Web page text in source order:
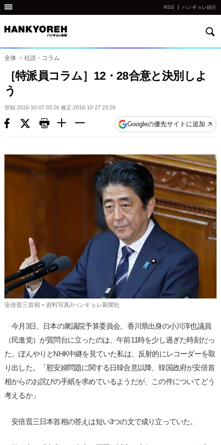
他
国
の
サ
イ
ト
の
リ
ク
다
크
RSS ハンギョレ紹介
全体 > 社説・コラム
［特派員コラム］12・28合意と決別しよ
う
登録:2016-10-07 03:26 修正:2016-10-27 23:26
Googleの優先サイトに追加
安倍晋三首相＝資料写真//ハンギョレ新聞社
今月3日、日本の衆議院予算委員会。香川県出身の小川淳也議員
（民進党）が質問台に立ったのは、午前11時を少し過ぎた時刻だっ
た。ぼんやりとNHK中継を見ていた私は、反射的にレコーダーを取
り出した。「慰安婦問題に関する日韓合意以降、韓国政府が安倍首
相からのお詫びの手紙を求めているようだが、この件についてどう
考えるか」
安倍晋三日本首相の答えは短い3つの文で成り立っていた。